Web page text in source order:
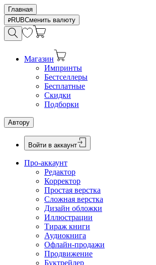
Главная
RUBСменить валюту
Магазин
Импринты
Бестселлеры
Бесплатные
Скидки
Подборки
Автору
Войти в аккаунт
Про-аккаунт
Редактор
Корректор
Простая верстка
Сложная верстка
Дизайн обложки
Иллюстрации
Тираж книги
Аудиокнига
Офлайн-продажи
Продвижение
Буктрейлер